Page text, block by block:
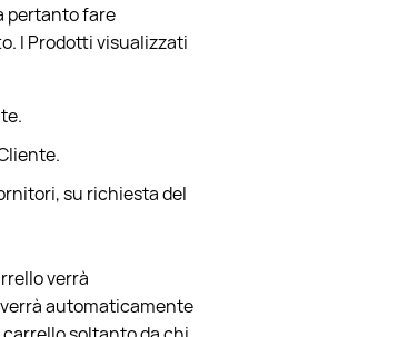
pertanto fare
I Prodotti visualizzati
su richiesta del
verrà
automaticamente